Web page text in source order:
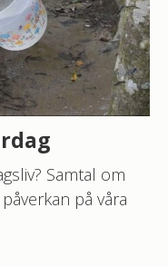
Samtal om
på våra